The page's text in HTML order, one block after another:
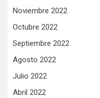
Noviembre 2022
Octubre 2022
Septiembre 2022
Agosto 2022
Julio 2022
Abril 2022